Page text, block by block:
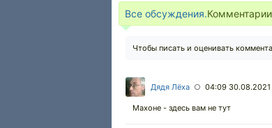
Все обсуждения.Комментарии
Чтобы писать и оценивать
Дядя Лёха ○ 04:09 30.08.2021
Махоне - здесь вам не тут